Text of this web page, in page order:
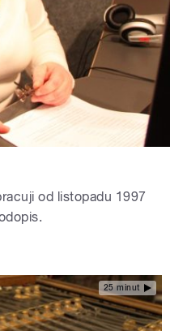
od listopadu 1997
25 minut